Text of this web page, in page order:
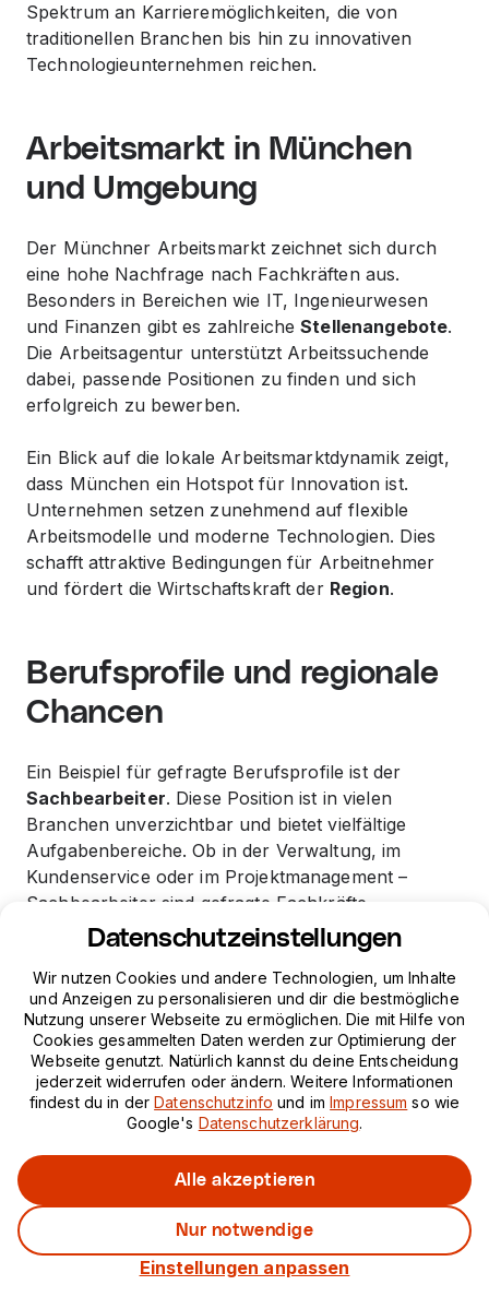
Spektrum an Karrieremöglichkeiten, die von
traditionellen Branchen bis hin zu innovativen
Technologieunternehmen reichen.
Arbeitsmarkt in München
und Umgebung
Der Münchner Arbeitsmarkt zeichnet sich durch
eine hohe Nachfrage nach Fachkräften aus.
Besonders in Bereichen wie IT, Ingenieurwesen
und Finanzen gibt es zahlreicheStellenangebote.
Die Arbeitsagentur unterstützt Arbeitssuchende
dabei, passende Positionen zu finden und sich
erfolgreich zu bewerben.
Ein Blick auf die lokale Arbeitsmarktdynamik zeigt,
dass München ein Hotspot für Innovation ist.
Unternehmen setzen zunehmend auf flexible
Arbeitsmodelle und moderne Technologien. Dies
schafft attraktive Bedingungen für Arbeitnehmer
und fördert die Wirtschaftskraft der Region.
Berufsprofile und regionale
Chancen
Ein Beispiel für gefragte Berufsprofile ist der
Sachbearbeiter. Diese Position ist in vielen
Branchen unverzichtbar und bietet vielfältige
Aufgabenbereiche. Ob in der Verwaltung, im
Kundenservice oder im Projektmanagement –
Sachbearbeiter sind gefragte Fachkräfte.
Die Unterschiede zwischen städtischen und
ländlichen Arbeitsbedingungen sind ebenfalls
bemerkenswert. Während in München viele große
Unternehmen ansässig sind, bieten ländliche
Gebiete oft kleinere, aber familiär geführte
Betriebe. BeideRegionenhaben ihre eigenen
Vorzüge und Herausforderungen.
Zusammenfassend bietet der Münchner
Arbeitsmarkt spannende Perspektiven für
Fachkräfte und Berufseinsteiger. Mit der
Unterstützung der
Arbeitsagentur
Arbeitssuchende die regionalen Chancen optimal
Jetzt für IT Project
Management bewerben
Datenschutzeinstellungen
Wir nutzen Cookies und andere Technologien, um Inhalte
und Anzeigen zu personalisieren und dir die bestmögliche
Nutzung unserer Webseite zu ermöglichen. Die mit Hilfe von
Cookies gesammelten Daten werden zur Optimierung der
Webseite genutzt. Natürlich kannst du deine Entscheidung
jederzeit widerrufen oder ändern. Weitere Informationen
findest du in derDatenschutzinfo und imImpressum so wie
Google's Datenschutzerklärung.
Alle akzeptieren
Nur notwendige
Einstellungen anpassen